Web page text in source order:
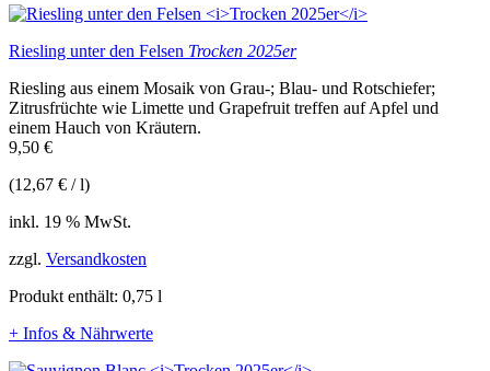
Riesling unter den Felsen Trocken 2025er
Riesling aus einem Mosaik von Grau-; Blau- und Rotschiefer;
Zitrusfrüchte wie Limette und Grapefruit treffen auf Apfel und
einem Hauch von Kräutern.
9,50 €
(12,67 € /l)
inkl. 19 % MwSt.
zzgl. Versandkosten
Produkt enthält: 0,75 l
+ Infos & Nährwerte